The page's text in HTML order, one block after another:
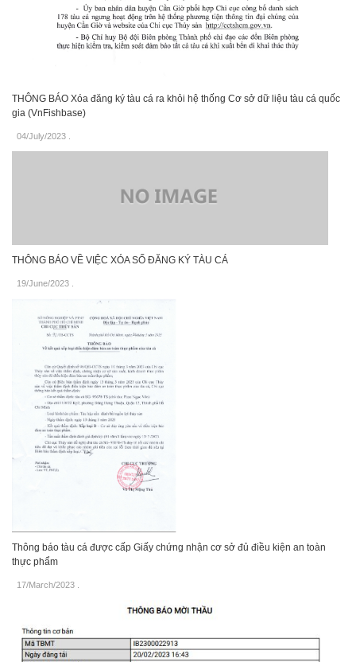
THÔNG BÁO Xóa đăng ký tàu cá ra khỏi hệ thống Cơ sở dữ liệu tàu cá quốc
gia (VnFishbase)
04/July/2023
THÔNG BÁO VỀ VIỆC XÓA SỐ ĐĂNG KÝ TÀU CÁ
19/June/2023
Thông báo tàu cá được cấp Giấy chứng nhận cơ sở đủ điều kiện an toàn
thực phẩm
17/March/2023 .